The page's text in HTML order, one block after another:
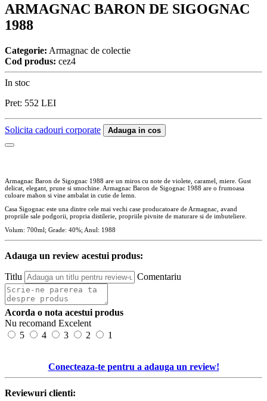
ARMAGNAC BARON DE SIGOGNAC
1988
Categorie: Armagnac de colectie
Cod produs: cez4
In stoc
Pret: 552 LEI
Solicita cadouri corporate Adauga in cos
Armagnac Baron de Sigognac 1988 are un miros cu note de violete, caramel, miere. Gust
delicat, elegant, prune si smochine. Armagnac Baron de Sigognac 1988 are o frumoasa
culoare mahon si vine ambalat in cutie de lemn.
Casa Sigognac este una dintre cele mai vechi case producatoare de Armagnac, avand
propriile sale podgorii, propria distilerie, propriile pivnite de maturare si de imbuteliere.
Volum: 700ml; Grade: 40%; Anul: 1988
Adauga un review acestui produs:
Titlu Comentariu
Acorda o nota acestui produs
Nu recomand Excelent
5
4 3 2 1
Conecteaza-te pentru a adauga un review!
Reviewuri clienti: